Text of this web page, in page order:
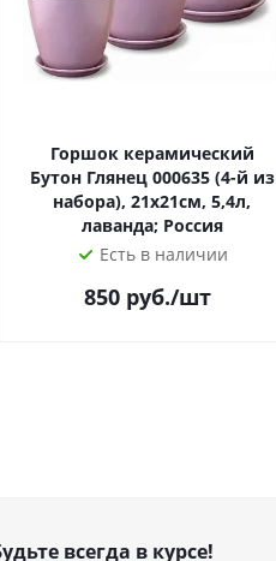
Горшок керамический
Бутон Глянец 000635 (4-й из
набора), 21х21см, 5,4л,
лаванда; Россия
Есть в наличии
850 руб./шт
всегда в курсе!